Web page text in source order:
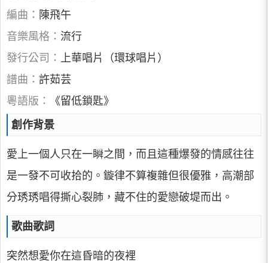
編曲： 陳飛午
音樂風格： 流行
發行公司： 上華唱片（環球唱片）
譜曲： 許茹芸
粵語版：
《留低鎖匙》
創作背景
愛上一個人只在一瞬之間，而且這種爆發的情感往往
是一發不可收拾的。鏇律不算複雜但很優雅，高潮部
分琇琇唱得撕心裂肺，藏不住的愛戀破堤而出。
歌曲歌詞
突然想愛你在這昏暗的夜裡